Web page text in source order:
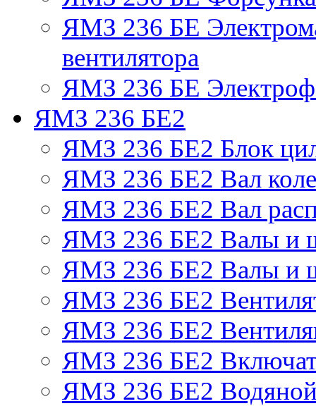
ЯМЗ 236 БЕ
вентилятора
ЯМЗ 236 БЕ
ЯМЗ 236 БЕ2
ЯМЗ 236 БЕ2 Блок
ЯМЗ 236 БЕ2 Вал
ЯМЗ 236 БЕ2 Вал
ЯМЗ 236 БЕ2 Валы и
ЯМЗ 236 БЕ2 Валы и
ЯМЗ 236 БЕ2
ЯМЗ 236 БЕ2
ЯМЗ 236 БЕ2
ЯМЗ 236 БЕ2 Водяной